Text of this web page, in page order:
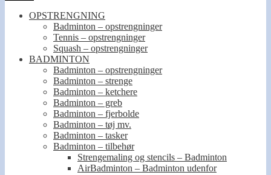
OPSTRENGNING
Badminton – opstrengninger
Tennis – opstrengninger
Squash – opstrengninger
BADMINTON
Badminton – opstrengninger
Badminton – strenge
Badminton – ketchere
Badminton – greb
Badminton – fjerbolde
Badminton – tøj mv.
Badminton – tasker
Badminton – tilbehør
Strengemaling og stencils – Badminton
AirBadminton – Badminton udenfor